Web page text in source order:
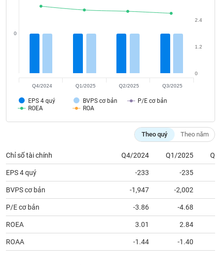
EPS 4 quý BVPS cơ bản
P/E cơ bản
ROEA
ROA
0
0
1.2
2.4
Q4/2024 Q1/2025 Q2/2025 Q3/2025
Theo quý Theo năm
Chỉ số tài chính Q4/2024 Q1/2025
EPS 4 quý -233 -235
BVPS cơ bản -1,947 -2,002
P/E cơ bản -3.86 -4.68
ROEA 3.01 2.84
ROAA -1.44 -1.40
chính
chính